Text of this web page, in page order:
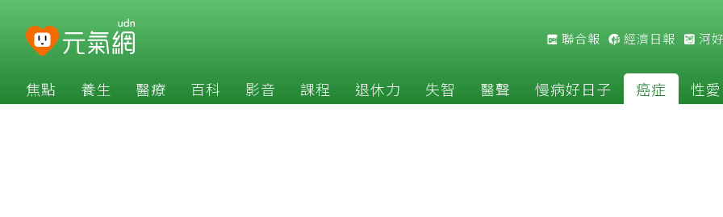
聯合報 經濟日報 河
焦點 養生 醫療 百科 影音 課程 退休力 失智 醫聲 慢病好日子 癌症 性愛